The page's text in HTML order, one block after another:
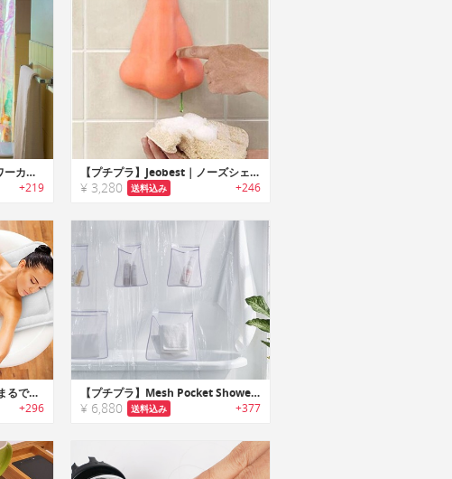
【プチプラ】玉虫色のシャワーカーテン
+219
【プチプラ】Jeobest｜ノーズシェイプのコミカルシャワージェルディスペンサー
¥ 3,280 送料込み +246
【プチプラ】QuiltedAir｜まるでスパにいるようなラグジュアリー感の全身バスピロー
+296
【プチプラ】Mesh Pocket Shower Curtain｜アイテムをすっきり収納できるメッシュポケット付きシャワーカーテン
¥ 6,880 送料込み +377